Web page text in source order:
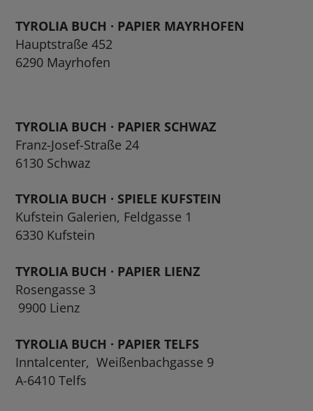
TYROLIA BUCH · PAPIER MAYRHOFEN
Hauptstraße 452
6290 Mayrhofen
TYROLIA BUCH · PAPIER SCHWAZ
Franz-Josef-Straße 24
6130 Schwaz
TYROLIA BUCH · SPIELE KUFSTEIN
Kufstein Galerien, Feldgasse 1
6330 Kufstein
TYROLIA BUCH · PAPIER LIENZ
Rosengasse 3
9900 Lienz
TYROLIA BUCH · PAPIER TELFS
Inntalcenter, Weißenbachgasse 9
A-6410 Telfs